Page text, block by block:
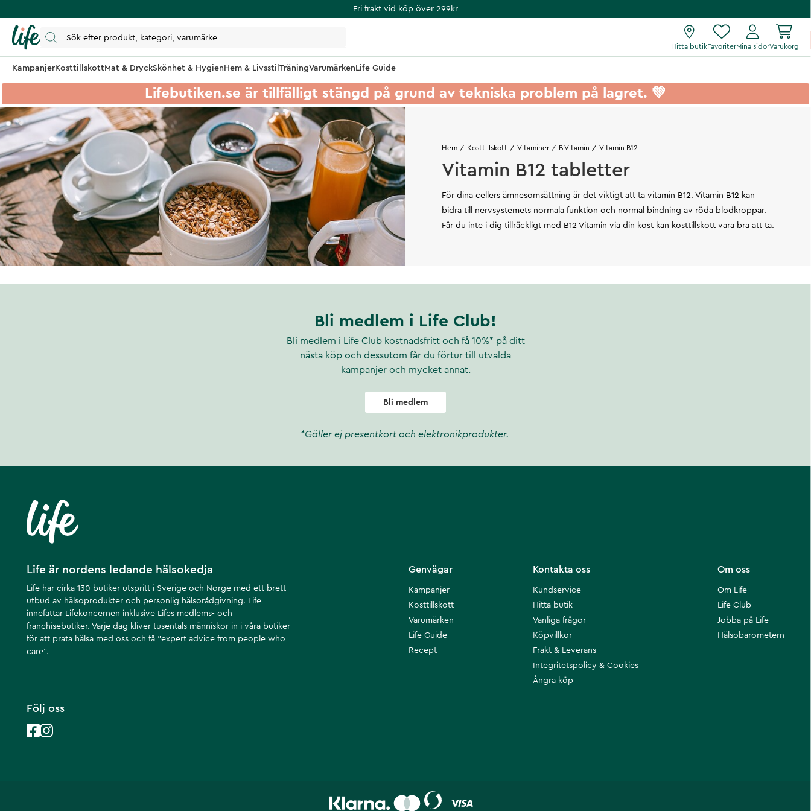
Fri frakt vid köp över 299kr
Hitta butikFavoriterMina sidorVarukorg
KampanjerKosttillskottMat & DryckSkönhet & HygienHem & Livsstil TräningVarumärkenLife Guide
Lifebutiken.se är tillfälligt stängd på grund av tekniska problem på lagret. 💚
Hem Kosttillskott Vitaminer B Vitamin Vitamin B12
Vitamin B12 tabletter
För dina cellers ämnesomsättning är det viktigt att ta vitamin B12. Vitamin B12 kan
bidra till nervsystemets normala funktion och normal bindning av röda blodkroppar.
Får du inte i dig tillräckligt med B12 Vitamin via din kost kan kosttillskott vara bra att ta.
Bli medlem i Life Club!
Bli medlem i Life Club kostnadsfritt och få 10%* på ditt
nästa köp och dessutom får du förtur till utvalda
kampanjer och mycket annat.
Bli medlem
*Gäller ej presentkort och elektronikprodukter.
Life är nordens ledande hälsokedja
Life har cirka 130 butiker utspritt i Sverige och Norge med ett brett
utbud av hälsoprodukter och personlig hälsorådgivning. Life
innefattar Lifekoncernen inklusive Lifes medlems- och
franchisebutiker. Varje dag kliver tusentals människor in i våra butiker
för att prata hälsa med oss och få ”expert advice from people who
care”.
Om oss
Om Life
Life Club
Jobba på Life
Hälsobarometern
Kontakta oss
Kundservice
Hitta butik
Vanliga frågor
Köpvillkor
Frakt & Leverans
Integritetspolicy & Cookies
Ångra köp
Genvägar
Kampanjer
Kosttillskott
Varumärken
Life Guide
Recept
Följ oss